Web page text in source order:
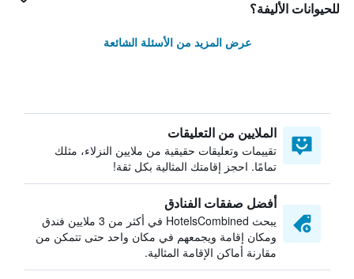
للحيوانات الأليفة؟
عرض المزيد من الأسئلة الشائعة
الملايين من التعليقات
تقييمات وتعليقات حقيقية من ملايين النزلاء، مثلك
تمامًا. احجز إقامتك المثالية بكل ثقة!
أفضل صفقات الفنادق
يبحث HotelsCombined في أكثر من 3 ملايين فندق
ومكان إقامة ويجمعهم في مكان واحد حتى تتمكن من
مقارنة أماكن الإقامة المثالية.